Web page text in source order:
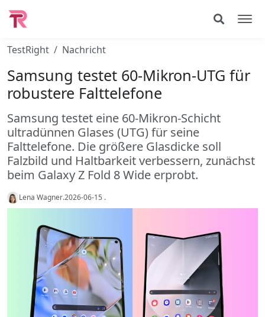
TestRight Nachricht
Samsung testet 60-Mikron-UTG für
robustere Falttelefone
Samsung testet eine 60-Mikron-Schicht
ultradünnen Glases (UTG) für seine
Falttelefone. Die größere Glasdicke soll
Falzbild und Haltbarkeit verbessern, zunächst
beim Galaxy Z Fold 8 Wide erprobt.
Lena Wagner.2026-06-15 .